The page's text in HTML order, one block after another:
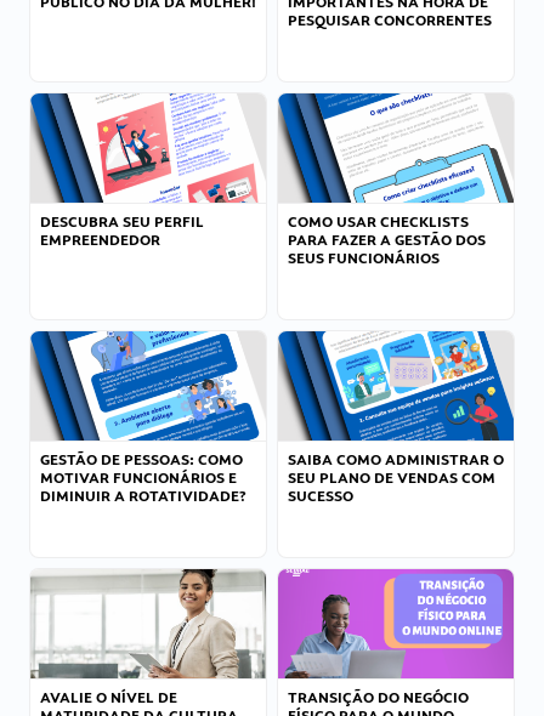
PESQUISAR CONCORRENTES
DESCUBRA SEU PERFIL
EMPREENDEDOR
COMO USAR CHECKLISTS
PARA FAZER A GESTÃO DOS
SEUS FUNCIONÁRIOS
GESTÃO DE PESSOAS: COMO
MOTIVAR FUNCIONÁRIOS E
DIMINUIR A ROTATIVIDADE?
SAIBA COMO ADMINISTRAR O
SEU PLANO DE VENDAS COM
SUCESSO
AVALIE O NÍVEL DE
TRANSIÇÃO DO NEGÓCIO